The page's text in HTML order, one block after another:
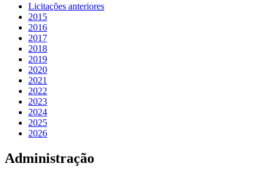
Licitações anteriores
2015
2016
2017
2018
2019
2020
2021
2022
2023
2024
2025
2026
Administração